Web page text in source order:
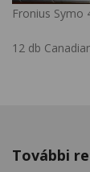
Fronius Symo
12 db
További